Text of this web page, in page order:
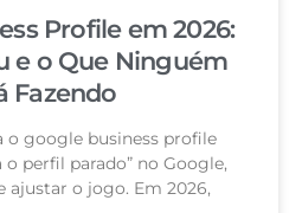
Profile em 2026:
e o Que Ninguém
Fazendo
o google business profile
perfil parado” no Google,
ajustar o jogo. Em 2026,